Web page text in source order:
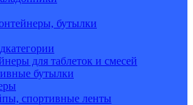
бутылки
для таблеток и смесей
бутылки
спортивные ленты